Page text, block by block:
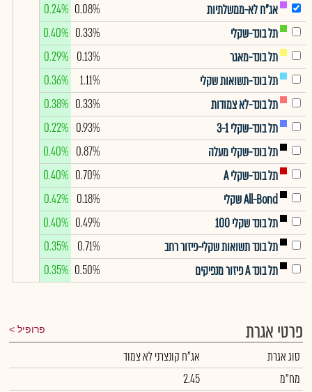
אג"ח לא-ממשלתיות
0.08%
0.24%
תל בונד-שקלי
0.33%
0.40%
תל בונד-מאגר
0.13%
0.29%
תל בונד-תשואות שקלי
1.11%
0.36%
תל בונד-לא צמודות
0.33%
0.38%
תל בונד-שקלי 3-1
0.93%
0.22%
תל בונד-שקלי מעלה
0.87%
0.40%
תל בונד-שקלי A
0.70%
0.40%
All-Bond שקלי
0.18%
0.42%
תל בונד שקלי 100
0.49%
0.40%
תל בונד תשואות שקלי-פיזור רחב
0.71%
0.35%
תל בונד A פיזור מנפיקים
0.50%
0.35%
פרטי אגרת פרופיל
סוג אגרת
אג"ח קונצרני לא צמוד
מח"מ
2.45